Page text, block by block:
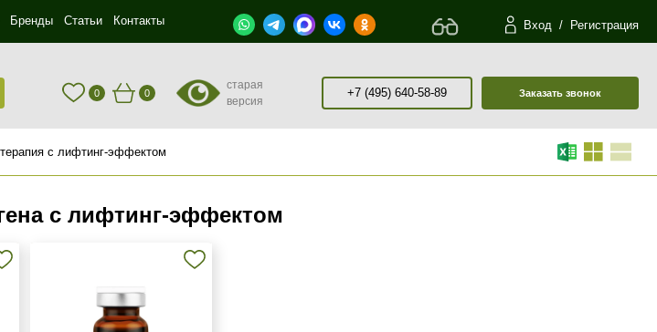
Бренды Статьи Контакты Вход / Регистрация
0 0
старая
версия
+7 (495) 640-58-89 Заказать звонок
с лифтинг-эффектом
с лифтинг-эффектом